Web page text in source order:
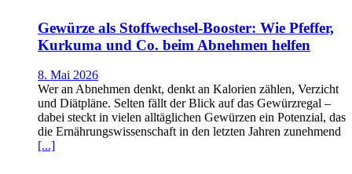
Gewürze als Stoffwechsel-Booster: Wie Pfeffer,
Kurkuma und Co. beim Abnehmen helfen
8. Mai 2026
Wer an Abnehmen denkt, denkt an Kalorien zählen, Verzicht
und Diätpläne. Selten fällt der Blick auf das Gewürzregal –
dabei steckt in vielen alltäglichen Gewürzen ein Potenzial, das
die Ernährungswissenschaft in den letzten Jahren zunehmend
[...]